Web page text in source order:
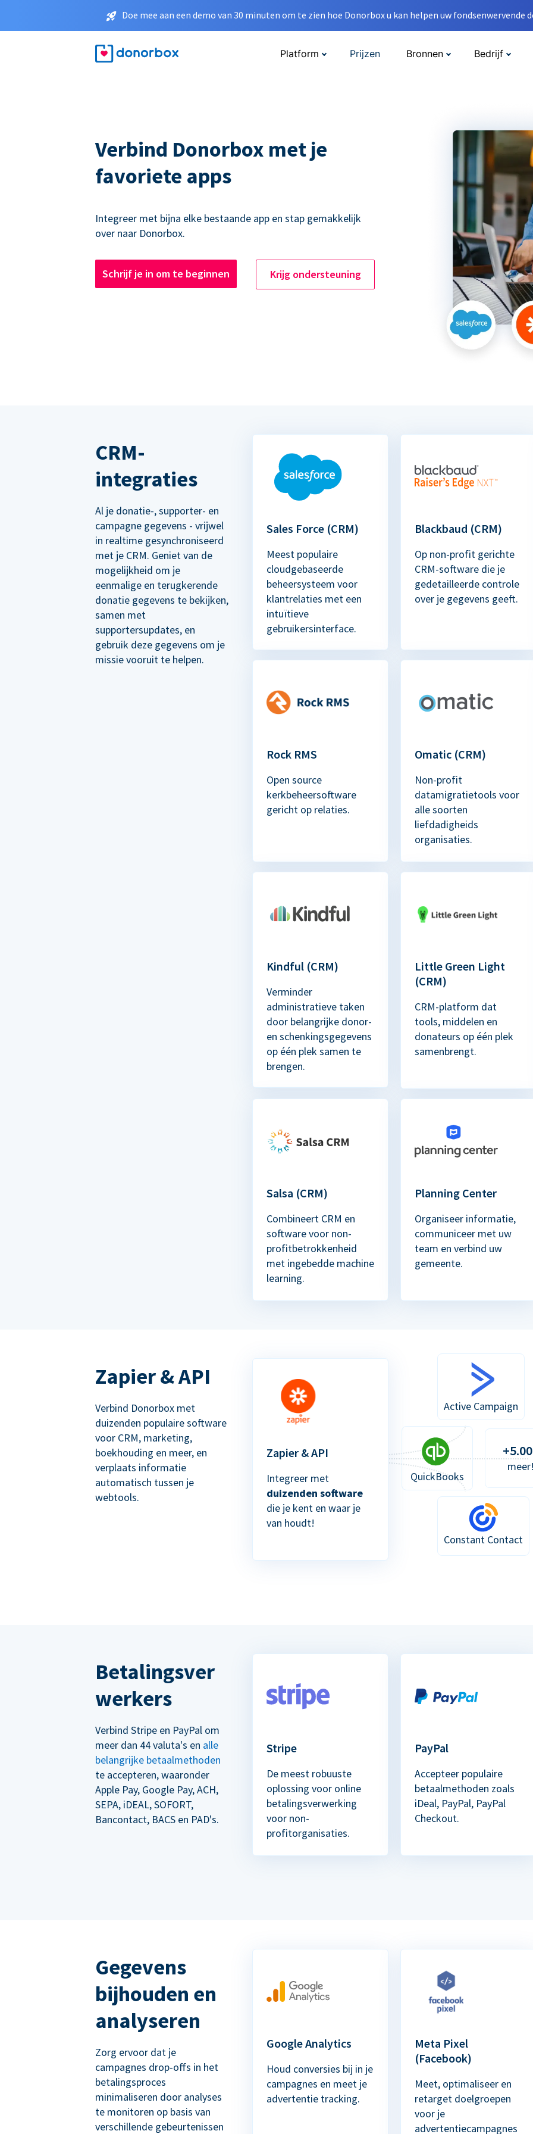
Doe mee aan een demo van 30 minuten om te zien hoe Donorbox u kan helpen uw fondsenwervende
Platform Prijzen Bronnen Bedrijf
Verbind Donorbox met je
favoriete apps
Integreer met bijna elke bestaande app en stap gemakkelijk
over naar Donorbox.
Schrijf je in om te beginnen Krijg ondersteuning
CRM-
integraties
Al je donatie-, supporter- en
campagne gegevens - vrijwel
in realtime gesynchroniseerd
met je CRM. Geniet van de
mogelijkheid om je
eenmalige en terugkerende
donatie gegevens te bekijken,
samen met
supportersupdates, en
gebruik deze gegevens om je
missie vooruit te helpen.
Sales Force (CRM)
Meest populaire
cloudgebaseerde
beheersysteem voor
klantrelaties met een
intuïtieve
gebruikersinterface.
Blackbaud (CRM)
Op non-profit gerichte
CRM-software die je
gedetailleerde controle
over je gegevens geeft.
Rock RMS
Open source
kerkbeheersoftware
gericht op relaties.
Omatic (CRM)
Non-profit
datamigratietools voor
alle soorten
liefdadigheids
organisaties.
Kindful (CRM)
Verminder
administratieve taken
door belangrijke donor-
en schenkingsgegevens
op één plek samen te
brengen.
Little Green Light
(CRM)
CRM-platform dat
tools, middelen en
donateurs op één plek
samenbrengt.
Salsa (CRM)
Combineert CRM en
software voor non-
profitbetrokkenheid
met ingebedde machine
learning.
Planning Center
Organiseer informatie,
communiceer met uw
team en verbind uw
gemeente.
Zapier & API
Verbind Donorbox met
duizenden populaire software
voor CRM, marketing,
boekhouding en meer, en
verplaats informatie
automatisch tussen je
webtools.
Zapier & API
Integreer met
duizenden software
die je kent en waar je
van houdt!
Active Campaign
QuickBooks
Constant Contact
Betalingsver
werkers
Verbind Stripe en PayPal om
meer dan 44 valuta's en alle
belangrijke betaalmethoden
te accepteren, waaronder
Apple Pay, Google Pay, ACH,
SEPA, iDEAL, SOFORT,
Bancontact, BACS en PAD's.
Stripe
De meest robuuste
oplossing voor online
betalingsverwerking
voor non-
profitorganisaties.
PayPal
Accepteer populaire
betaalmethoden zoals
iDeal, PayPal, PayPal
Checkout.
Gegevens
bijhouden en
analyseren
Zorg ervoor dat je
campagnes drop-offs in het
betalingsproces
minimaliseren door analyses
te monitoren op basis van
verschillende gebeurtenissen
Google Analytics
Houd conversies bij in je
campagnes en meet je
advertentie tracking.
Meta Pixel
(Facebook)
Meet, optimaliseer en
retarget doelgroepen
voor je
advertentiecampagnes